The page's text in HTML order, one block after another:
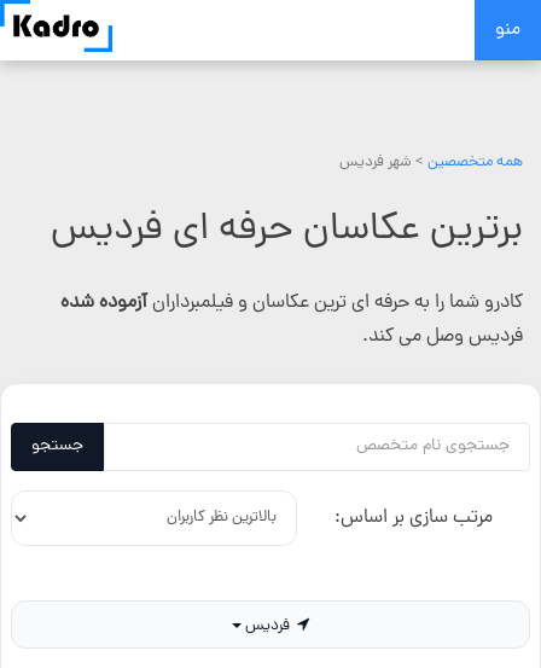
Skip
منو
همه متخصصین > شهر فردیس
برترین عکاسان حرفه ای فردیس
کادرو شما را به حرفه ای ترین عکاسان و فیلمبردارانآزموده شده
فردیس وصل می کند.
جستجو
مرتب سازی بر اساس: